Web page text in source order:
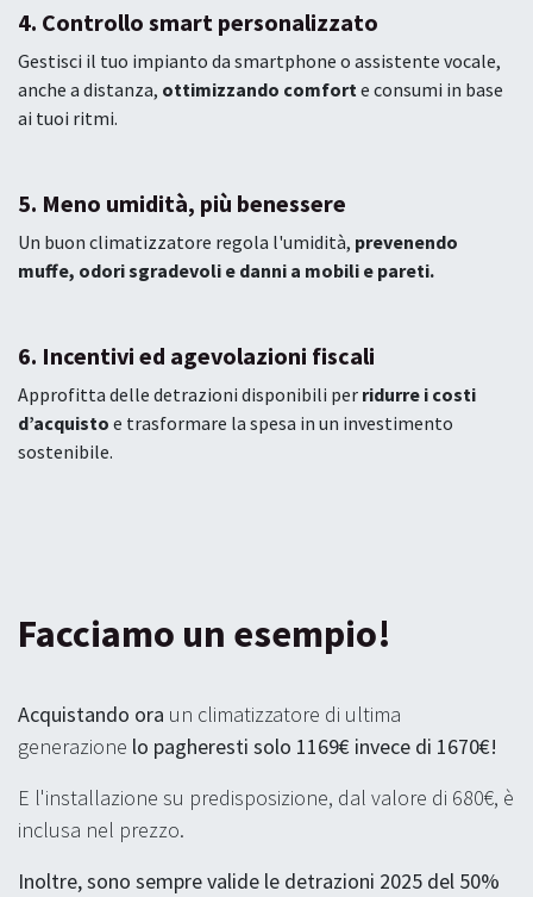
4. Controllo smart personalizzato
Gestisci il tuo impianto da smartphone o assistente vocale,
anche a distanza, ottimizzando comfort e consumi in base
ai tuoi ritmi.
5. Meno umidità, più benessere
Un buon climatizzatore regola l'umidità, prevenendo
muffe, odori sgradevoli e danni a mobili e pareti.
6. Incentivi ed agevolazioni fiscali
Approfitta delle detrazioni disponibili per ridurre i costi
d’acquisto e trasformare la spesa in un investimento
sostenibile.
Facciamo un esempio!
Acquistando ora un climatizzatore di ultima
generazione lo pagheresti solo 1169€ invece di 1670€!
E l'installazione su predisposizione, dal valore di 680€, è
inclusa nel prezzo.
Inoltre, sono sempre valide le detrazioni 2025 del 50%